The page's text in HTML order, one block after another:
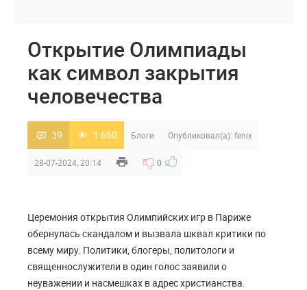
Открытие Олимпиады
как символ закрытия
человечества
39 1 660 Блоги Опубликовал(а): fenix
28-07-2024, 20:14 0
Церемония открытия Олимпийских игр в Париже
обернулась скандалом и вызвала шквал критики по
всему миру. Политики, блогеры, политологи и
священнослужители в один голос заявили о
неуважении и насмешках в адрес христианства.